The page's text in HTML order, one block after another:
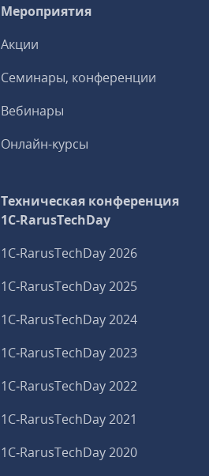
Мероприятия
Акции
Семинары, конференции
Вебинары
Онлайн-курсы
Техническая конференция
1C‑RarusTechDay
1C‑RarusTechDay 2026
1C‑RarusTechDay 2025
1C‑RarusTechDay 2024
1C‑RarusTechDay 2023
1C‑RarusTechDay 2022
1C‑RarusTechDay 2021
1C‑RarusTechDay 2020